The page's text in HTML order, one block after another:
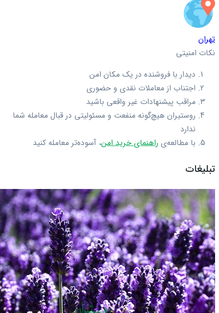
تهران
نکات امنیتی
دیدار با فروشنده در یک مکان امن
اجتناب از معاملات نقدی و حضوری
مراقب پیشنهادات غیر واقعی باشید
روستیران هیچ‌گونه منفعت و مسئولیتی در قبال معامله شما
ندارد
با مطالعه‌ی راهنمای خرید امن، آسوده‌تر معامله کنید
تبلیغات